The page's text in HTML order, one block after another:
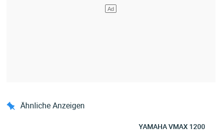
Ähnliche Anzeigen
YAMAHA VMAX 1200